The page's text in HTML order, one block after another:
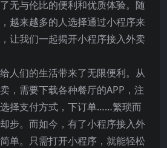
无与伦比的便利和优质体验。随
越来越多的人选择通过小程序来
让我们一起揭开小程序接入外卖
人们的生活带来了无限便利。从
，需要下载各种餐厅的APP，注
择支付方式，下订单……繁琐而
步。而如今，有了小程序接入外
单。只需打开小程序，就能轻松